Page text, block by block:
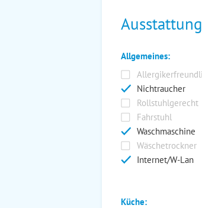
Ausstattung
Allgemeines:
Nichtraucher
Rollstuhlgerecht
Fahrstuhl
Waschmaschine
Wäschetrockner
Internet/W-Lan
Küche: